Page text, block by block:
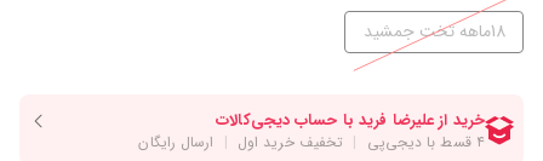
18ماهه تخت جمشید